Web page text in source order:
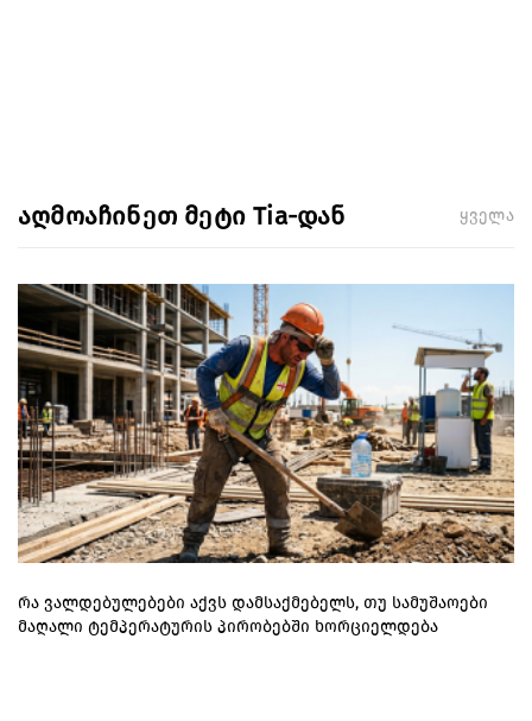
აღმოაჩინეთ მეტი Tia-დან ყველა
რა ვალდებულებები აქვს დამსაქმებელს, თუ სამუშაოები
მაღალი ტემპერატურის პირობებში ხორციელდება